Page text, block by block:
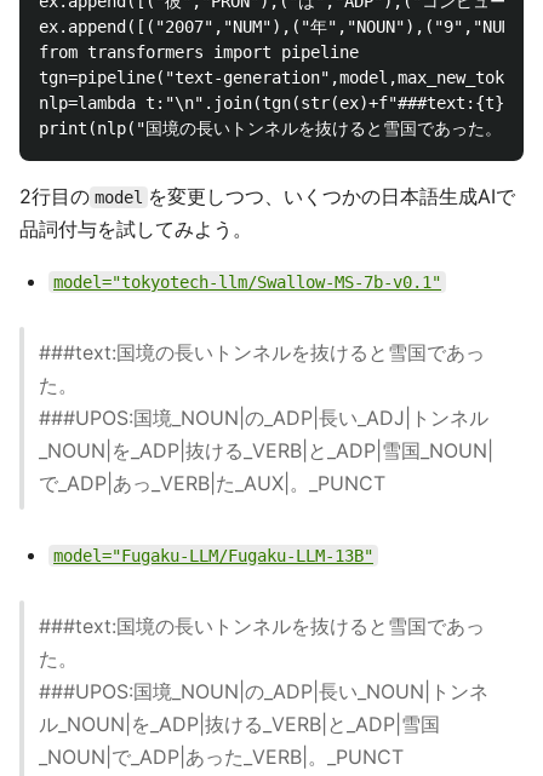
ex.append([("2007","NUM"),("年
from transformers import pipeline
tgn=pipeline("text-
nlp=lambda
2行目の model を変更しつつ、いくつかの日本語生成AIで
品詞付与を試してみよう。
model="tokyotech-llm/Swallow-MS-7b-v0.1"
###text:国境の長いトンネルを抜けると雪国であっ
た。
###UPOS:国境_NOUN|の_ADP|長い_ADJ|トンネル
_NOUN|を_ADP|抜ける_VERB|と_ADP|雪国_NOUN|
で_ADP|あっ_VERB|た_AUX|。_PUNCT
model="Fugaku-LLM/Fugaku-LLM-13B"
###text:国境の長いトンネルを抜けると雪国であっ
た。
###UPOS:国境_NOUN|の_ADP|長い_NOUN|トンネ
ル_NOUN|を_ADP|抜ける_VERB|と_ADP|雪国
_NOUN|で_ADP|あった_VERB|。_PUNCT